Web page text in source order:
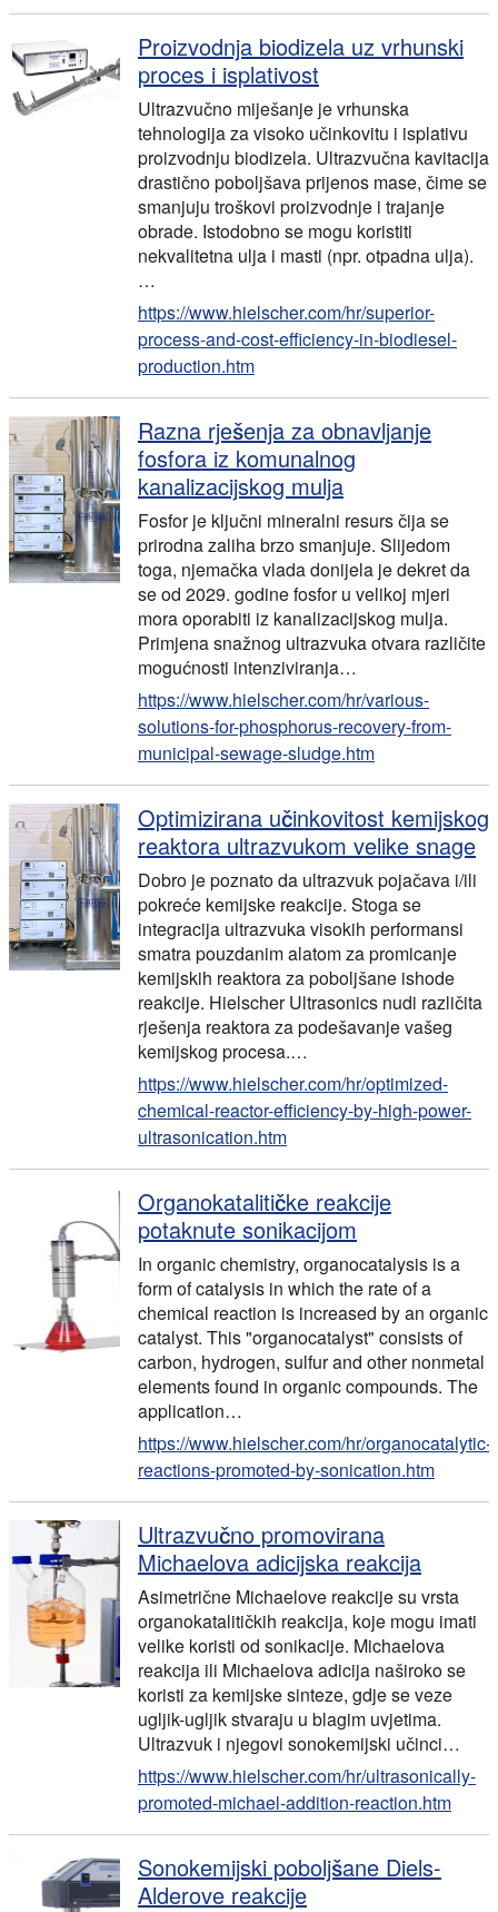
Proizvodnja biodizela uz vrhunski
proces i isplativost
Ultrazvučno miješanje je vrhunska
tehnologija za visoko učinkovitu i isplativu
proizvodnju biodizela. Ultrazvučna kavitacija
drastično poboljšava prijenos mase, čime se
smanjuju troškovi proizvodnje i trajanje
obrade. Istodobno se mogu koristiti
nekvalitetna ulja i masti (npr. otpadna ulja).
…
https://www.hielscher.com/hr/superior-
process-and-cost-efficiency-in-biodiesel-
production.htm
Razna rješenja za obnavljanje
fosfora iz komunalnog
kanalizacijskog mulja
Fosfor je ključni mineralni resurs čija se
prirodna zaliha brzo smanjuje. Slijedom
toga, njemačka vlada donijela je dekret da
se od 2029. godine fosfor u velikoj mjeri
mora oporabiti iz kanalizacijskog mulja.
Primjena snažnog ultrazvuka otvara različite
mogućnosti intenziviranja…
https://www.hielscher.com/hr/various-
solutions-for-phosphorus-recovery-from-
municipal-sewage-sludge.htm
Optimizirana učinkovitost kemijskog
reaktora ultrazvukom velike snage
Dobro je poznato da ultrazvuk pojačava i/ili
pokreće kemijske reakcije. Stoga se
integracija ultrazvuka visokih performansi
smatra pouzdanim alatom za promicanje
kemijskih reaktora za poboljšane ishode
reakcije. Hielscher Ultrasonics nudi različita
rješenja reaktora za podešavanje vašeg
kemijskog procesa.…
https://www.hielscher.com/hr/optimized-
chemical-reactor-efficiency-by-high-power-
ultrasonication.htm
Organokatalitičke reakcije
potaknute sonikacijom
In organic chemistry, organocatalysis is a
form of catalysis in which the rate of a
chemical reaction is increased by an organic
catalyst. This "organocatalyst" consists of
carbon, hydrogen, sulfur and other nonmetal
elements found in organic compounds. The
application…
https://www.hielscher.com/hr/organocatalytic-
reactions-promoted-by-sonication.htm
Ultrazvučno promovirana
Michaelova adicijska reakcija
Asimetrične Michaelove reakcije su vrsta
organokatalitičkih reakcija, koje mogu imati
velike koristi od sonikacije. Michaelova
reakcija ili Michaelova adicija naširoko se
koristi za kemijske sinteze, gdje se veze
ugljik-ugljik stvaraju u blagim uvjetima.
Ultrazvuk i njegovi sonokemijski učinci…
https://www.hielscher.com/hr/ultrasonically-
promoted-michael-addition-reaction.htm
Sonokemijski poboljšane Diels-
Alderove reakcije